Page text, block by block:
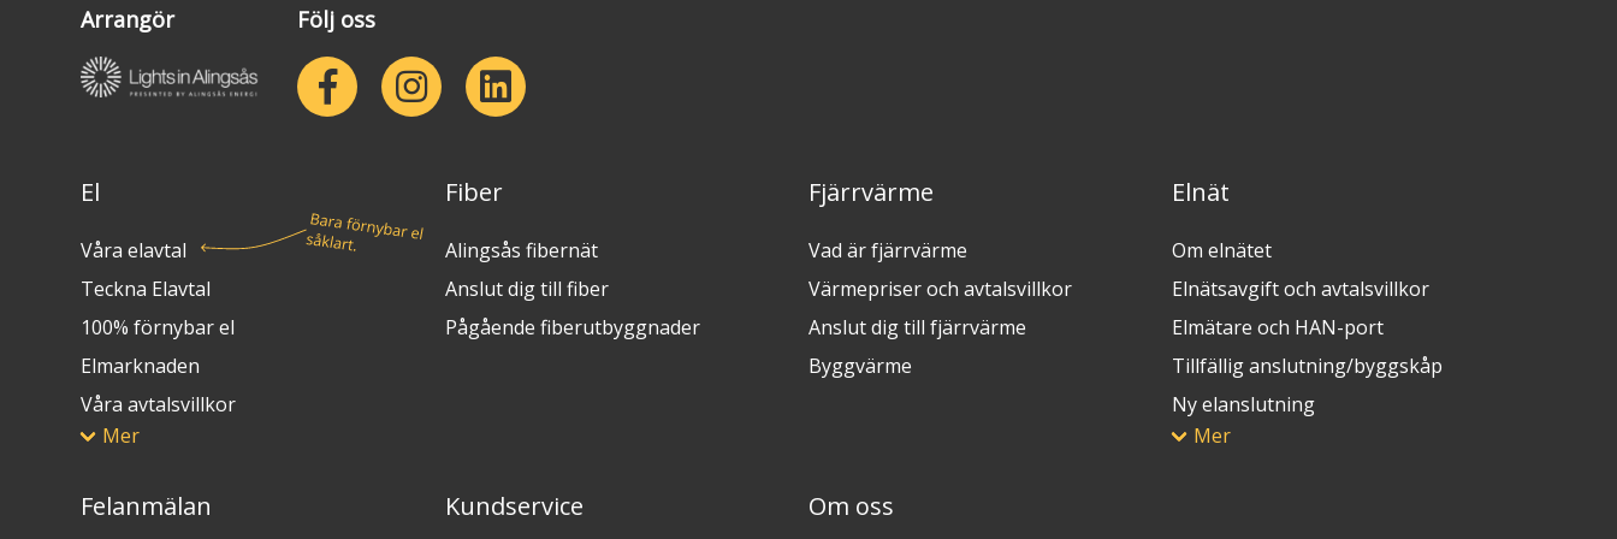
Arrangör Följ oss
El
Våra elavtal
Teckna Elavtal
100% förnybar el
Elmarknaden
Våra avtalsvillkor
Mer
Fiber
Alingsås fibernät
Anslut dig till fiber
Pågående fiberutbyggnader
Fjärrvärme
Vad är fjärrvärme
Värmepriser och avtalsvillkor
Anslut dig till fjärrvärme
Byggvärme
Elnät
Om elnätet
Elnätsavgift och avtalsvillkor
Elmätare och HAN-port
Tillfällig anslutning/byggskåp
Ny elanslutning
Mer
Felanmälan Kundservice Om oss